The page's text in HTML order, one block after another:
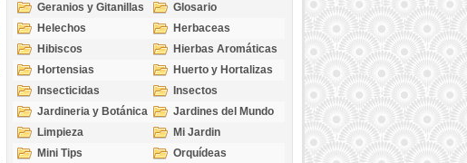
Geranios y Gitanillas
Glosario
Helechos
Herbaceas
Hibiscos
Hierbas Aromáticas
Hortensias
Huerto y Hortalizas
Insecticidas
Insectos
Jardineria y Botánica
Jardines del Mundo
Limpieza
Mi Jardin
Mini Tips
Orquídeas